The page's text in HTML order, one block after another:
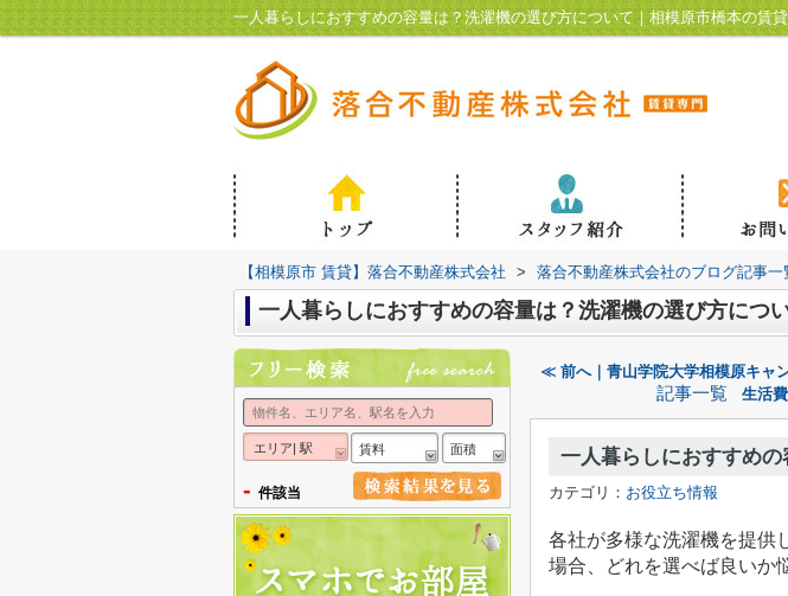
一人暮らしにおすすめの容量は？洗濯機の選び方について｜相模原市橋本の賃
【相模原市 賃貸】落合不動産株式会社 > 落合不動産株式会社のブログ記事一
一人暮らしにおすすめの容量は？洗濯機の選び方につ
≪ 前へ｜青山学院大学相模原キャ
記事一覧 生活
一人暮らしにおすすめ
カテゴリ： お役立ち情報
各社が多様な洗濯機を提供
場合、どれを選べば良いか
エリア| 駅 賃料 面積
- 件該当